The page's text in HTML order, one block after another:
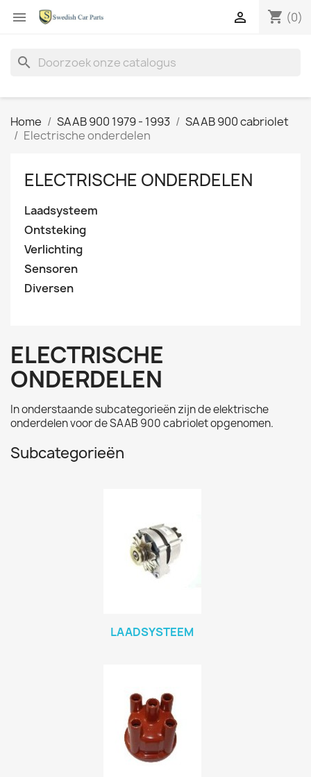
 shopping_cart (0)

search
Home SAAB 900 1979 - 1993
SAAB 900 cabriolet
Electrische onderdelen
ELECTRISCHE ONDERDELEN
Laadsysteem
Ontsteking
Verlichting
Sensoren
Diversen
ELECTRISCHE
ONDERDELEN
In onderstaande subcategorieën zijn de elektrische
onderdelen voor de SAAB 900 cabriolet opgenomen.
Subcategorieën
LAADSYSTEEM